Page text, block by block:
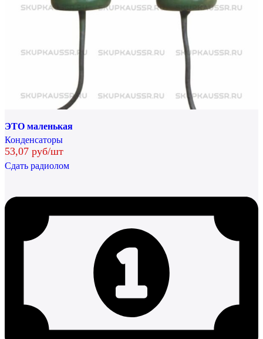
ЭТО маленькая
Конденсаторы
53,07 руб/шт
Сдать радиолом